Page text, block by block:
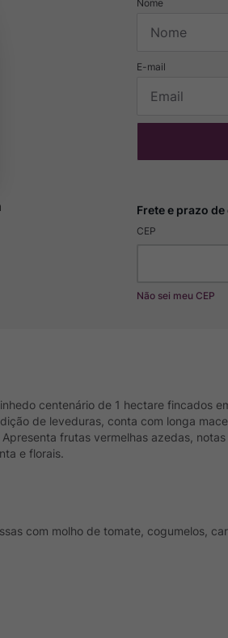
CEP
Não sei meu CEP
centenário de 1 hectare fincados
de leveduras, conta com longa
frutas vermelhas azedas, notas
e florais.
com molho de tomate, cogumelos,